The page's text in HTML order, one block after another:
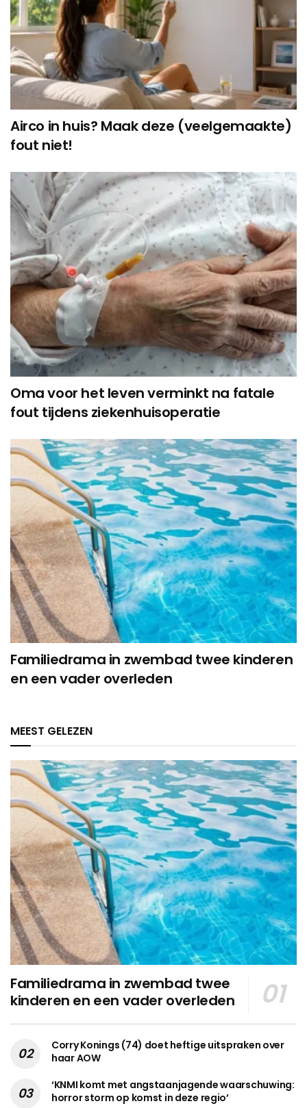
Airco in huis? Maak deze (veelgemaakte)
fout niet!
Oma voor het leven verminkt na fatale
fout tijdens ziekenhuisoperatie
Familiedrama in zwembad twee kinderen
en een vader overleden
MEEST GELEZEN
Familiedrama in zwembad twee
kinderen en een vader overleden
Corry Konings (74) doet heftige uitspraken over
haar AOW
‘KNMI komt met angstaanjagende waarschuwing:
horror storm op komst in deze regio’